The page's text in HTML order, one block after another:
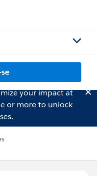
your impact at
or more to unlock